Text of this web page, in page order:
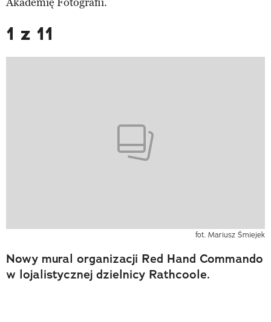
1 z 11
fot. Mariusz Śmiejek
Nowy mural organizacji Red Hand Commando
w lojalistycznej dzielnicy Rathcoole.